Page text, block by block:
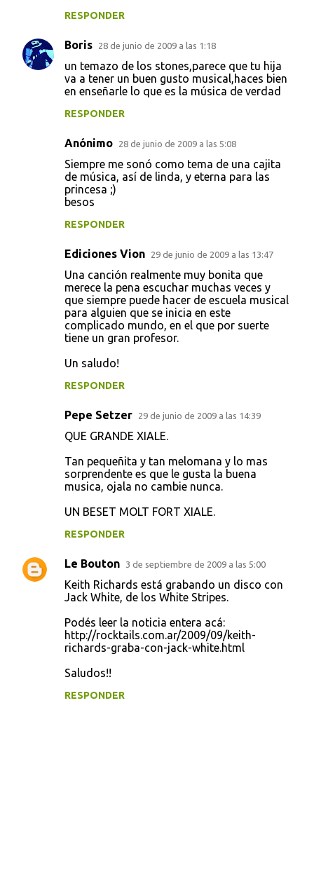
RESPONDER
Boris 28 de junio de 2009 a las 1:18
un temazo de los stones,parece que tu hija
va a tener un buen gusto musical,haces bien
en enseñarle lo que es la música de verdad
RESPONDER
Anónimo 28 de junio de 2009 a las 5:08
Siempre me sonó como tema de una cajita
de música, así de linda, y eterna para las
princesa ;)
besos
RESPONDER
Ediciones Vion 29 de junio de 2009 a las 13:47
Una canción realmente muy bonita que
merece la pena escuchar muchas veces y
que siempre puede hacer de escuela musical
para alguien que se inicia en este
complicado mundo, en el que por suerte
tiene un gran profesor.
Un saludo!
RESPONDER
Pepe Setzer 29 de junio de 2009 a las 14:39
QUE GRANDE XIALE.
Tan pequeñita y tan melomana y lo mas
sorprendente es que le gusta la buena
musica, ojala no cambie nunca.
UN BESET MOLT FORT XIALE.
RESPONDER
Le Bouton 3 de septiembre de 2009 a las 5:00
Keith Richards está grabando un disco con
Jack White, de los White Stripes.
Podés leer la noticia entera acá:
http://rocktails.com.ar/2009/09/keith-
richards-graba-con-jack-white.html
Saludos!!
RESPONDER